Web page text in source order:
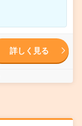
詳しく見る